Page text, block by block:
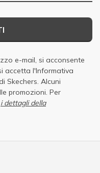
e-mail, si acconsente
accetta l'Informativa
Skechers . Alcuni
promozioni. Per
i dettagli della